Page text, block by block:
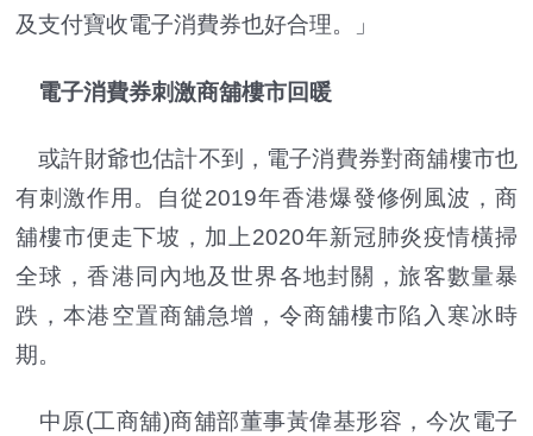
及支付寶收電子消費券也好合理。」
電子消費券刺激商舖樓市回暖
或許財爺也估計不到，電子消費券對商舖樓市也
有刺激作用。自從2019年香港爆發修例風波，商
舖樓市便走下坡，加上2020年新冠肺炎疫情橫掃
全球，香港同內地及世界各地封關，旅客數量暴
跌，本港空置商舖急增，令商舖樓市陷入寒冰時
期。
中原(工商舖)商舖部董事黃偉基形容，今次電子